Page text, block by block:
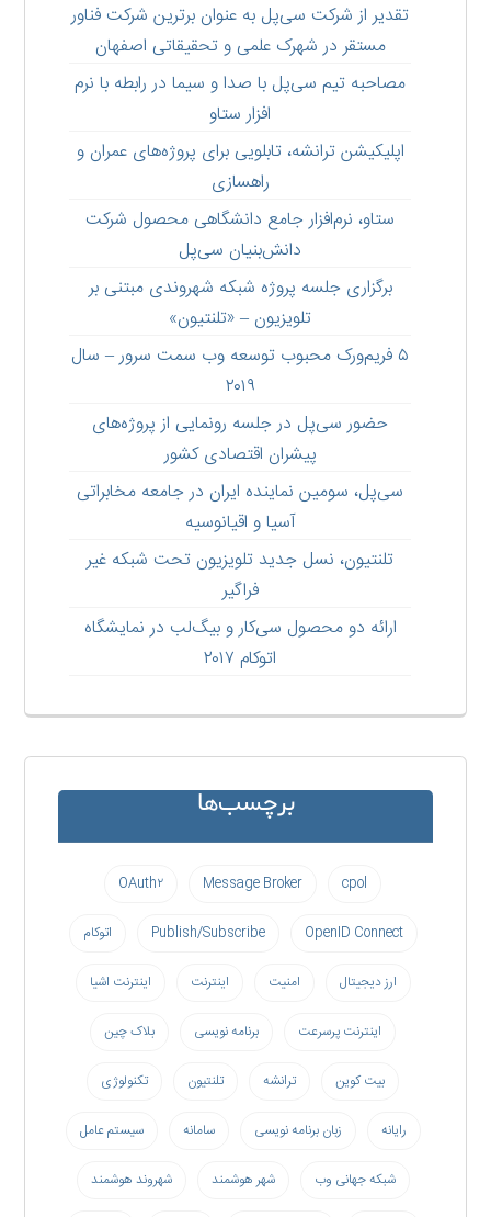
تقدیر از شرکت سی‌پل به عنوان برترین شرکت فناور
مستقر در شهرک علمی و تحقیقاتی اصفهان
مصاحبه تیم سی‌پل با صدا و سیما در رابطه با نرم
افزار ستاو
اپلیکیشن ترانشه، تابلویی برای پروژه‌های عمران و
راهسازی
ستاو،‌ نرم‌افزار جامع دانشگاهی محصول شرکت
دانش‌بنیان سی‌پل
برگزاری جلسه پروژه شبکه شهروندی مبتنی بر
تلویزیون – «تلنتیون»
۵ فریم‌ورک محبوب توسعه وب سمت سرور – سال
۲۰۱۹
حضور سی‌پل در جلسه رونمایی از پروژه‌های
پیشران اقتصادی کشور
سی‌پل، سومین نماینده ایران در جامعه مخابراتی
آسیا و اقیانوسیه
تلنتیون، نسل جدید تلویزیون تحت شبکه غیر
فراگیر
ارائه دو محصول سی‌کار و بیگ‌لب در نمایشگاه
اتوکام ۲۰۱۷
برچسب‌ها
cpol
Message Broker OAuth۲
OpenID Connect
Publish/Subscribe اتوکام
ارز دیجیتال امنیت اینترنت اینترنت اشیا
اینترنت پرسرعت برنامه نویسی بلاک چین
بیت کوین ترانشه تلنتیون تکنولوژی
رایانه زبان برنامه نویسی سامانه سیستم عامل
شبکه جهانی وب شهر هوشمند شهروند هوشمند